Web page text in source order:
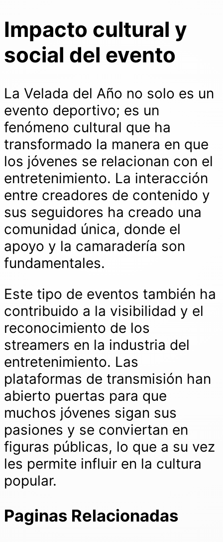
Impacto cultural y
social del evento
La Velada del Año no solo es un
evento deportivo; es un
fenómeno cultural que ha
transformado la manera en que
los jóvenes se relacionan con el
entretenimiento. La interacción
entre creadores de contenido y
sus seguidores ha creado una
comunidad única, donde el
apoyo y la camaradería son
fundamentales.
Este tipo de eventos también ha
contribuido a la visibilidad y el
reconocimiento de los
streamers en la industria del
entretenimiento. Las
plataformas de transmisión han
abierto puertas para que
muchos jóvenes sigan sus
pasiones y se conviertan en
figuras públicas, lo que a su vez
les permite influir en la cultura
popular.
Paginas Relacionadas